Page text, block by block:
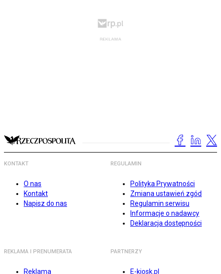
KONTAKT
O nas
Kontakt
Napisz do nas
REGULAMIN
Polityka Prywatności
Zmiana ustawień zgód
Regulamin serwisu
Informacje o nadawcy
Deklaracja dostępności
REKLAMA I PRENUMERATA
Reklama
PARTNERZY
E-kiosk.pl